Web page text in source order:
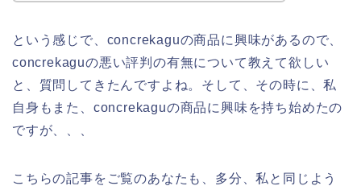
という感じで、concrekaguの商品に興味があるので、
concrekaguの悪い評判の有無について教えて欲しい
と、質問してきたんですよね。そして、その時に、私
自身もまた、concrekaguの商品に興味を持ち始めたの
ですが、、、
こちらの記事をご覧のあなたも、多分、私と同じよう